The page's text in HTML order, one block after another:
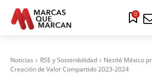
0
Noticias RSE y Sostenibilidad
Nestlé México
Creación de Valor Compartido 2023-2024